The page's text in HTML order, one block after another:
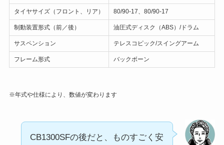
タイヤサイズ（フロント、リア） 80/90-17、80/90-17
制動装置形式（前／後） 油圧式ディスク（ABS）/ドラム
サスペンション テレスコピック/スイングアーム
フレーム形式 バックボーン
※年式や仕様により、数値が変わります
CB1300SFの後だと、ものすごく安